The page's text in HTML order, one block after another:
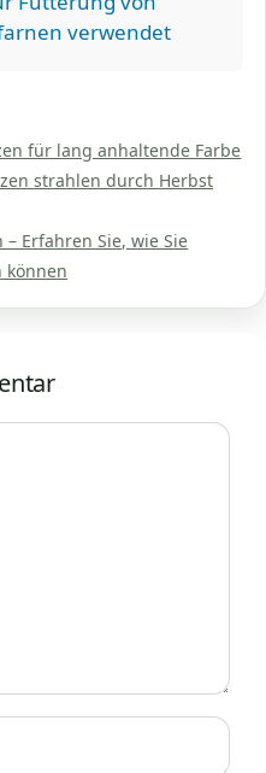
verwendet
für lang anhaltende Farbe
strahlen durch Herbst
Erfahren Sie, wie Sie
können